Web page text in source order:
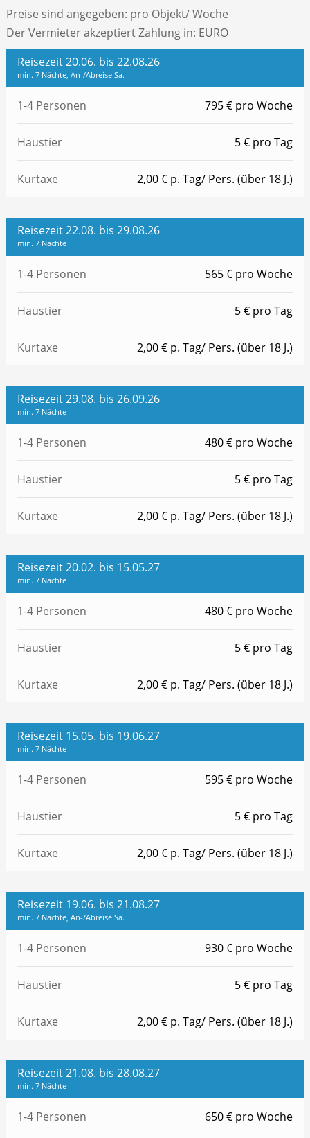
Preise sind angegeben: pro Objekt/ Woche
Der Vermieter akzeptiert Zahlung in: EURO
Reisezeit 20.06. bis 22.08.26
min. 7 Nächte, An-/Abreise Sa.
1-4 Personen 795 € pro Woche
Haustier 5 € pro Tag
Kurtaxe 2,00 € p. Tag/ Pers. (über 18 J.)
Reisezeit 22.08. bis 29.08.26
min. 7 Nächte
1-4 Personen 565 € pro Woche
Haustier 5 € pro Tag
Kurtaxe 2,00 € p. Tag/ Pers. (über 18 J.)
Reisezeit 29.08. bis 26.09.26
min. 7 Nächte
1-4 Personen 480 € pro Woche
Haustier 5 € pro Tag
Kurtaxe 2,00 € p. Tag/ Pers. (über 18 J.)
Reisezeit 20.02. bis 15.05.27
min. 7 Nächte
1-4 Personen 480 € pro Woche
Haustier 5 € pro Tag
Kurtaxe 2,00 € p. Tag/ Pers. (über 18 J.)
Reisezeit 15.05. bis 19.06.27
min. 7 Nächte
1-4 Personen 595 € pro Woche
Haustier 5 € pro Tag
Kurtaxe 2,00 € p. Tag/ Pers. (über 18 J.)
Reisezeit 19.06. bis 21.08.27
min. 7 Nächte, An-/Abreise Sa.
1-4 Personen 930 € pro Woche
Haustier 5 € pro Tag
Kurtaxe 2,00 € p. Tag/ Pers. (über 18 J.)
Reisezeit 21.08. bis 28.08.27
min. 7 Nächte
1-4 Personen 650 € pro Woche